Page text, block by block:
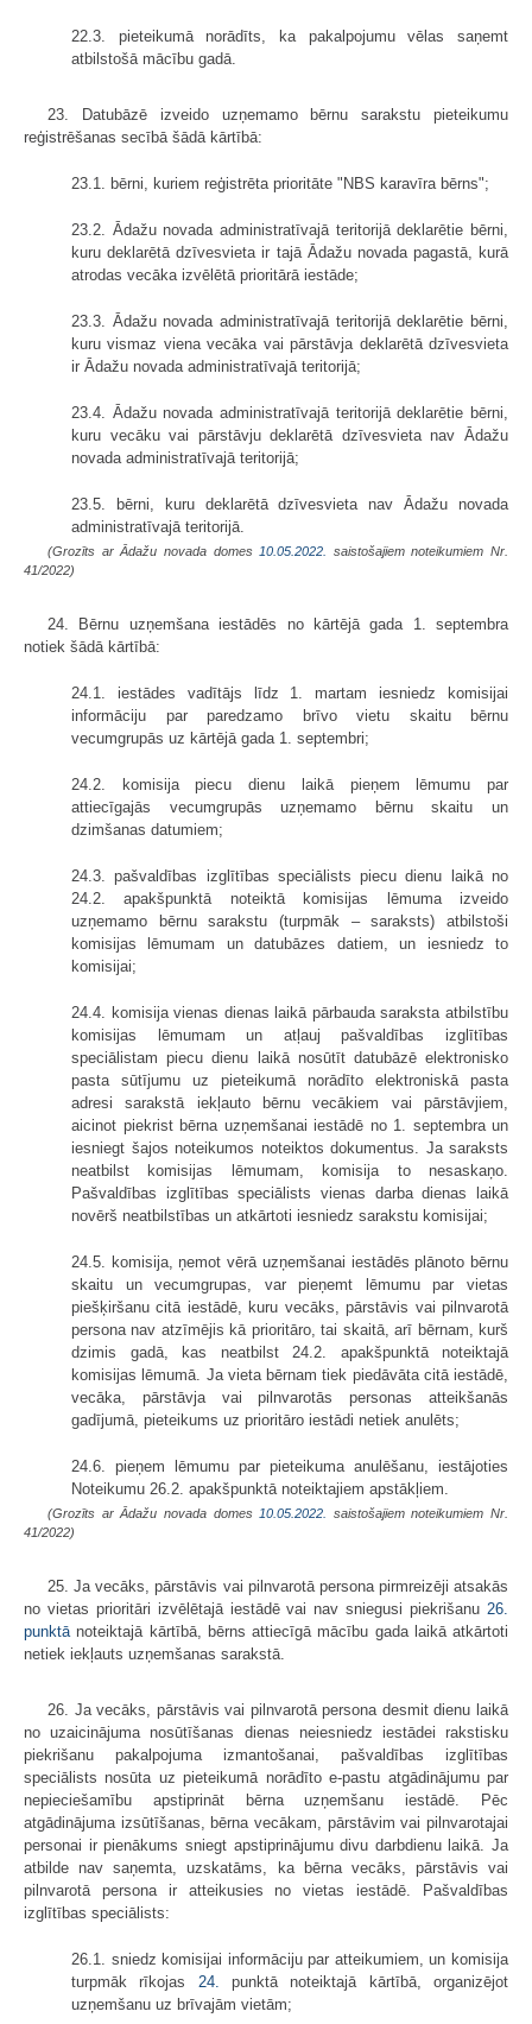
22.3. pieteikumā norādīts, ka pakalpojumu vēlas saņemt
atbilstošā mācību gadā.
23. Datubāzē izveido uzņemamo bērnu sarakstu pieteikumu
reģistrēšanas secībā šādā kārtībā:
23.1. bērni, kuriem reģistrēta prioritāte "NBS karavīra bērns";
23.2. Ādažu novada administratīvajā teritorijā deklarētie bērni,
kuru deklarētā dzīvesvieta ir tajā Ādažu novada pagastā, kurā
atrodas vecāka izvēlētā prioritārā iestāde;
23.3. Ādažu novada administratīvajā teritorijā deklarētie bērni,
kuru vismaz viena vecāka vai pārstāvja deklarētā dzīvesvieta
ir Ādažu novada administratīvajā teritorijā;
23.4. Ādažu novada administratīvajā teritorijā deklarētie bērni,
kuru vecāku vai pārstāvju deklarētā dzīvesvieta nav Ādažu
novada administratīvajā teritorijā;
23.5. bērni, kuru deklarētā dzīvesvieta nav Ādažu novada
administratīvajā teritorijā.
(Grozīts ar Ādažu novada domes 10.05.2022.
saistošajiem noteikumiem Nr.
41/2022)
24. Bērnu uzņemšana iestādēs no kārtējā gada 1. septembra
notiek šādā kārtībā:
24.1. iestādes vadītājs līdz 1. martam iesniedz komisijai
informāciju par paredzamo brīvo vietu skaitu bērnu
vecumgrupās uz kārtējā gada 1. septembri;
24.2. komisija piecu dienu laikā pieņem lēmumu par
attiecīgajās vecumgrupās uzņemamo bērnu skaitu un
dzimšanas datumiem;
24.3. pašvaldības izglītības speciālists piecu dienu laikā no
24.2. apakšpunktā noteiktā komisijas lēmuma izveido
uzņemamo bērnu sarakstu (turpmāk – saraksts) atbilstoši
komisijas lēmumam un datubāzes datiem, un iesniedz to
komisijai;
24.4. komisija vienas dienas laikā pārbauda saraksta atbilstību
komisijas lēmumam un atļauj pašvaldības izglītības
speciālistam piecu dienu laikā nosūtīt datubāzē elektronisko
pasta sūtījumu uz pieteikumā norādīto elektroniskā pasta
adresi sarakstā iekļauto bērnu vecākiem vai pārstāvjiem,
aicinot piekrist bērna uzņemšanai iestādē no 1. septembra un
iesniegt šajos noteikumos noteiktos dokumentus. Ja saraksts
neatbilst komisijas lēmumam, komisija to nesaskaņo.
Pašvaldības izglītības speciālists vienas darba dienas laikā
novērš neatbilstības un atkārtoti iesniedz sarakstu komisijai;
24.5. komisija, ņemot vērā uzņemšanai iestādēs plānoto bērnu
skaitu un vecumgrupas, var pieņemt lēmumu par vietas
piešķiršanu citā iestādē, kuru vecāks, pārstāvis vai pilnvarotā
persona nav atzīmējis kā prioritāro, tai skaitā, arī bērnam, kurš
dzimis gadā, kas neatbilst 24.2. apakšpunktā noteiktajā
komisijas lēmumā. Ja vieta bērnam tiek piedāvāta citā iestādē,
vecāka, pārstāvja vai pilnvarotās personas atteikšanās
gadījumā, pieteikums uz prioritāro iestādi netiek anulēts;
24.6. pieņem lēmumu par pieteikuma anulēšanu, iestājoties
Noteikumu 26.2. apakšpunktā noteiktajiem apstākļiem.
(Grozīts ar Ādažu novada domes 10.05.2022.
saistošajiem noteikumiem Nr.
41/2022)
25. Ja vecāks, pārstāvis vai pilnvarotā persona pirmreizēji atsakās
no vietas prioritāri izvēlētajā iestādē vai nav sniegusi piekrišanu 26.
punktā noteiktajā kārtībā, bērns attiecīgā mācību gada laikā atkārtoti
netiek iekļauts uzņemšanas sarakstā.
26. Ja vecāks, pārstāvis vai pilnvarotā persona desmit dienu laikā
no uzaicinājuma nosūtīšanas dienas neiesniedz iestādei rakstisku
piekrišanu pakalpojuma izmantošanai, pašvaldības izglītības
speciālists nosūta uz pieteikumā norādīto e-pastu atgādinājumu par
nepieciešamību apstiprināt bērna uzņemšanu iestādē. Pēc
atgādinājuma izsūtīšanas, bērna vecākam, pārstāvim vai pilnvarotajai
personai ir pienākums sniegt apstiprinājumu divu darbdienu laikā. Ja
atbilde nav saņemta, uzskatāms, ka bērna vecāks, pārstāvis vai
pilnvarotā persona ir atteikusies no vietas iestādē. Pašvaldības
izglītības speciālists:
26.1. sniedz komisijai informāciju par atteikumiem, un komisija
turpmāk rīkojas 24.
punktā noteiktajā kārtībā, organizējot
uzņemšanu uz brīvajām vietām;